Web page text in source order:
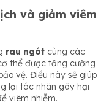
và giảm viêm
rau ngót cùng các
thể được tăng cường
vệ. Điều này sẽ giúp
lại tác nhân gây hại
viêm nhiễm.